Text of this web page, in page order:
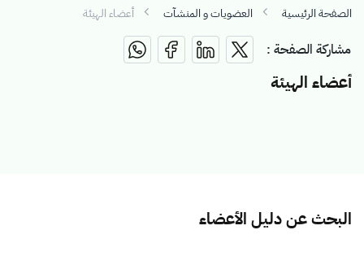
الصفحة الرئيسية العضويات و المنشآت أعضاء الهيئة
مشاركة الصفحة :
أعضاء الهيئة
البحث عن دليل الأعضاء